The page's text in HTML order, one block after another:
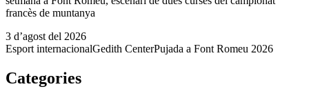
francès de muntanya
3 d’agost del 2026
Esport internacionalGedith CenterPujada a Font Romeu 2026
Categories